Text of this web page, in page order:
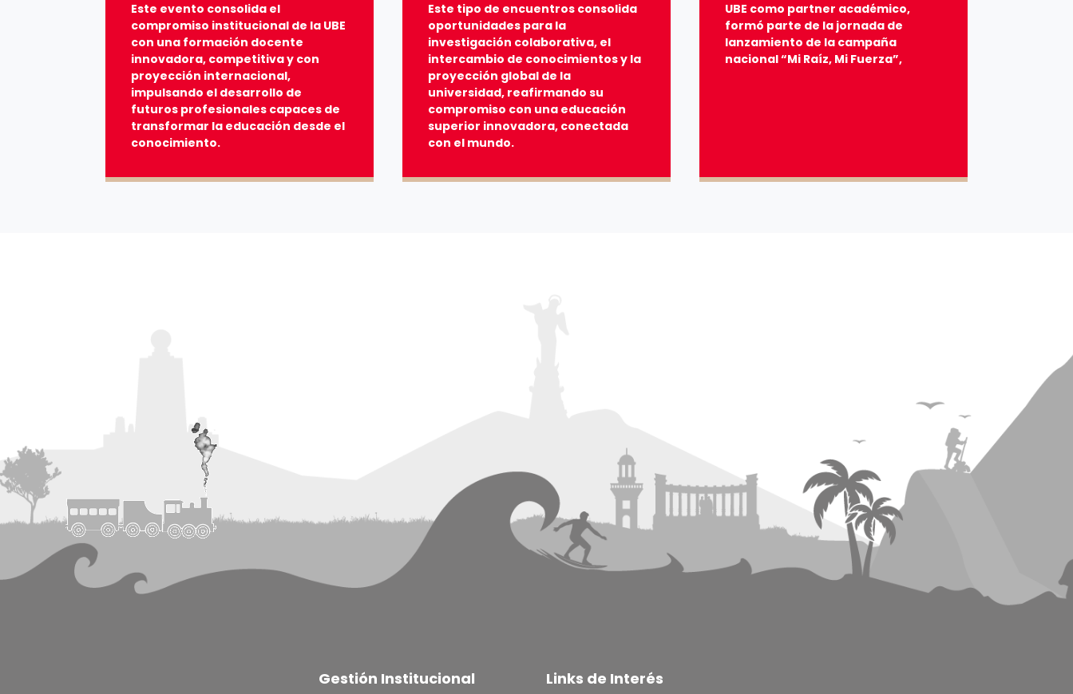
Este evento consolida el
compromiso institucional de la UBE
con una formación docente
innovadora, competitiva y con
proyección internacional,
impulsando el desarrollo de
futuros profesionales capaces de
transformar la educación desde el
conocimiento.
Este tipo de encuentros consolida
oportunidades para la
investigación colaborativa, el
intercambio de conocimientos y la
proyección global de la
universidad, reafirmando su
compromiso con una educación
superior innovadora, conectada
con el mundo.
UBE como partner académico,
formó parte de la jornada de
lanzamiento de la campaña
nacional “Mi Raíz, Mi Fuerza”,
Gestión Institucional Links de Interés